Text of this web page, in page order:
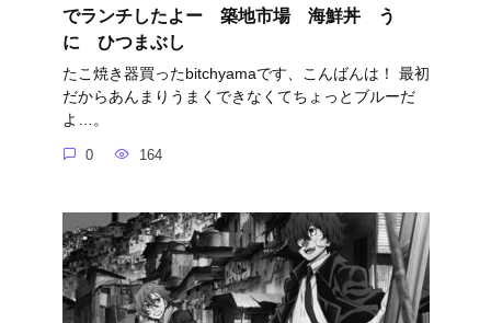
でランチしたよー 築地市場 海鮮丼 う
に ひつまぶし
たこ焼き器買ったbitchyamaです、こんばんは！ 最初
だからあんまりうまくできなくてちょっとブルーだ
よ…。
0 164